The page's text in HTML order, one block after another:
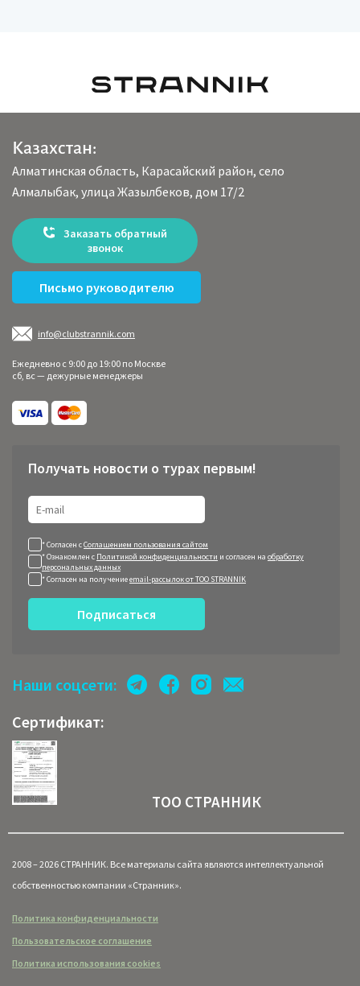
Казахстан:
Алматинская область, Карасайский район, село
Алмалыбак, улица Жазылбеков, дом 17/2
Заказать обратный
звонок
Письмо руководителю
info@clubstrannik.com
Ежедневно с 9:00 до 19:00 по Москве
сб, вс — дежурные менеджеры
Получать новости о турах первым!
* Согласен сСоглашением пользования сайтом
* Ознакомлен с Политикой конфиденциальности и согласен на обработку
персональных данных
* Согласен на получениеemail-рассылок от ТОО STRANNIK
Подписаться
Наши соцсети:
Сертификат:
ТОО СТРАННИК
2008 – 2026 СТРАННИК. Все материалы сайта являются интеллектуальной
собственностью компании «Странник».
Политика конфиденциальности
Пользовательское соглашение
Политика использования cookies